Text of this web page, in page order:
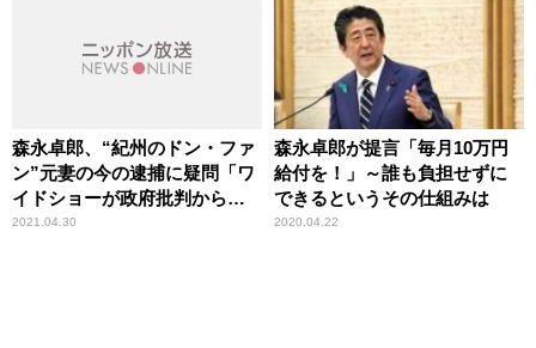
森永卓郎、“紀州のドン・ファ
ン”元妻の今の逮捕に疑問「ワ
イドショーが政府批判からガ
ラッと矛先を変える」
2021.04.30
森永卓郎が提言「毎月10万円
給付を！」～誰も負担せずに
できるというその仕組みは
2020.04.22